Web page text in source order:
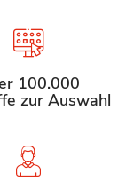
100.000
zur Auswahl